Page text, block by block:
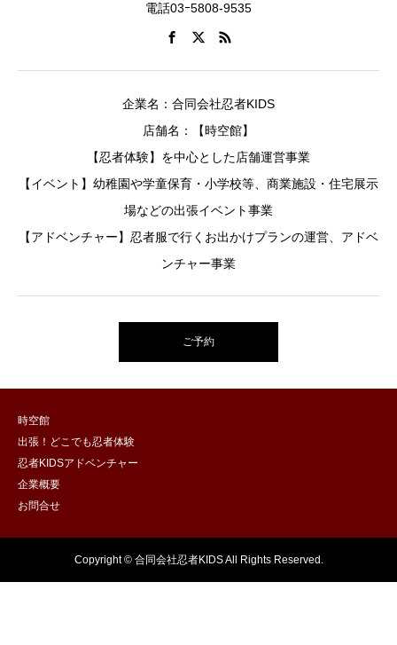
電話03ｰ5808-9535
企業名：合同会社忍者KIDS
店舗名：【時空館】
【忍者体験】を中心とした店舗運営事業
【イベント】幼稚園や学童保育・小学校等、商業施設・住宅展示
場などの出張イベント事業
【アドベンチャー】忍者服で行くお出かけプランの運営、アドベ
ンチャー事業
ご予約
時空館
出張！どこでも忍者体験
忍者KIDSアドベンチャー
企業概要
お問合せ
Copyright © 合同会社忍者KIDS All Rights Reserved.